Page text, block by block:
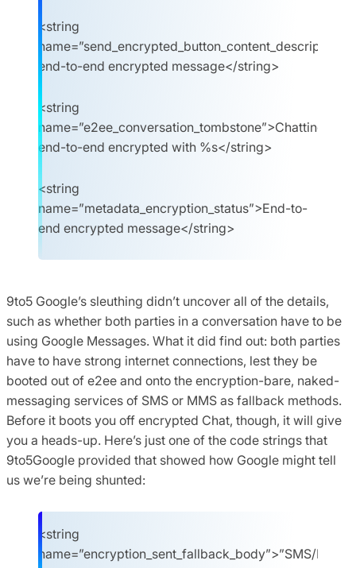
<string
end-to-end encrypted message</string>
<string
name=”e2ee_conversation_tombstone”>Chatting
end-to-end encrypted with %s</string>
<string
name=”metadata_encryption_status”>End-to-
end encrypted message</string>
9to5 Google’s sleuthing didn’t uncover all of the details,
such as whether both parties in a conversation have to be
using Google Messages. What it did find out: both parties
have to have strong internet connections, lest they be
booted out of e2ee and onto the encryption-bare, naked-
messaging services of SMS or MMS as fallback methods.
Before it boots you off encrypted Chat, though, it will give
you a heads-up. Here’s just one of the code strings that
9to5Google provided that showed how Google might tell
us we’re being shunted:
<string
name=”encryption_sent_fallback_body”>”SMS/MMS